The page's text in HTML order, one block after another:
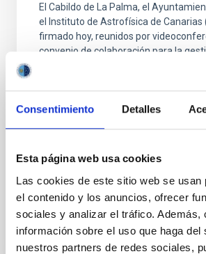
Consentimiento Detalles
Esta página web usa cookies
Las cookies de este sitio web se usan
el contenido y los anuncios, ofrecer
sociales y analizar el tráfico. Además,
información sobre el uso que haga del
nuestros partners de redes sociales,
El Cabildo de La Palma, el
el Instituto de Astrofísica de Canarias
firmado hoy, reunidos por
convenio de colaboración para la
espacio turístico que estará dedicado
de la Astronomía, así como del
cultural del punto más alto de la isla
donde se ubica el Observatorio del
de Garafía, Yeray Rodríguez, y el
Rafael Rebolo. En el evento
Fecha de publicación 26/03/